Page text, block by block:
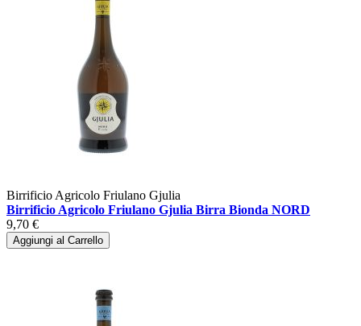
Birrificio Agricolo Friulano Gjulia
Birrificio Agricolo Friulano Gjulia Birra Bionda NORD
9,70 €
Aggiungi al Carrello